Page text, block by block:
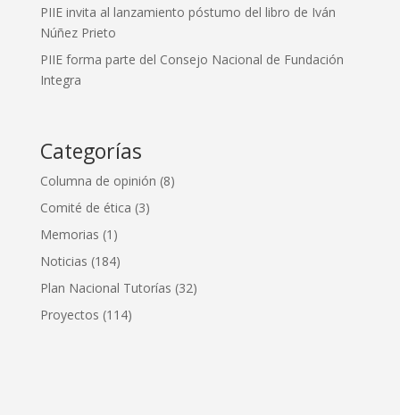
PIIE invita al lanzamiento póstumo del libro de Iván
Núñez Prieto
PIIE forma parte del Consejo Nacional de Fundación
Integra
Categorías
Columna de opinión (8)
Comité de ética (3)
Memorias (1)
Noticias (184)
Plan Nacional Tutorías (32)
Proyectos (114)